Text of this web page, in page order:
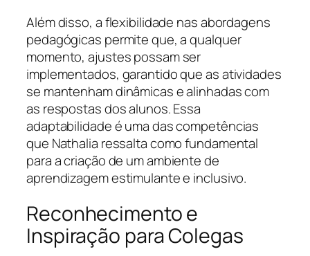
Além disso, a flexibilidade nas abordagens
pedagógicas permite que, a qualquer
momento, ajustes possam ser
implementados, garantido que as atividades
se mantenham dinâmicas e alinhadas com
as respostas dos alunos. Essa
adaptabilidade é uma das competências
que Nathalia ressalta como fundamental
para a criação de um ambiente de
aprendizagem estimulante e inclusivo.
Reconhecimento e
Inspiração para Colegas